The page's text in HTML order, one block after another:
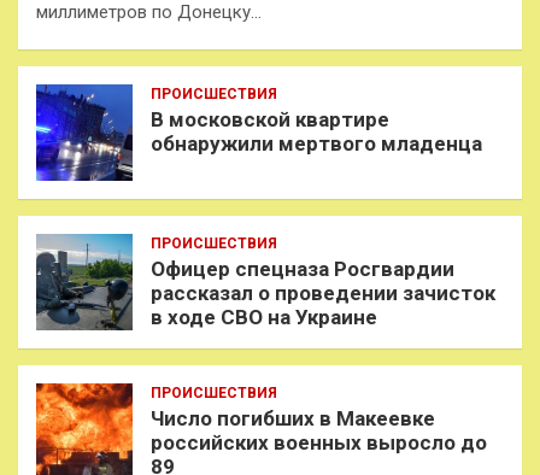
миллиметров по Донецку…
ПРОИСШЕСТВИЯ
В московской квартире
обнаружили мертвого младенца
ПРОИСШЕСТВИЯ
Офицер спецназа Росгвардии
рассказал о проведении зачисток
в ходе СВО на Украине
ПРОИСШЕСТВИЯ
Число погибших в Макеевке
российских военных выросло до
89